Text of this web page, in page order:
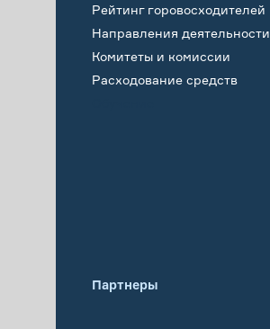
Рейтинг горовосходителей
Направления деятельности
Комитеты и комиссии
Расходование средств
Партнеры